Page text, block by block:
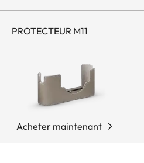
PROTECTEUR M11
Acheter maintenant